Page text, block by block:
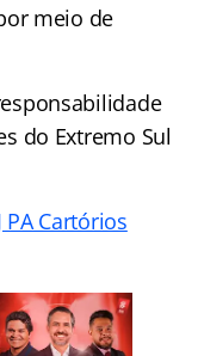
meio de
do Extremo Sul
Cartórios